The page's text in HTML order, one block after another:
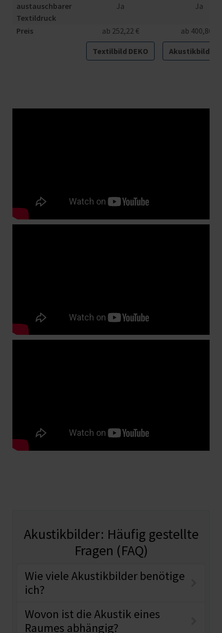
austauschbarer
Textildruck
Ja Ja
Preis ab 252,22 € ab 400,86 €
Textilbild DEKO Akustikbild
Akustikbilder: Häufig gestellte
Fragen (FAQ)
Wie viele Akustikbilder benötige
ich?
Wovon ist die Akustik eines
Raumes abhängig?